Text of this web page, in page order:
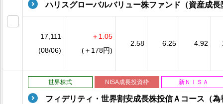
ハリスグローバルバリュー株ファンド（資産成長
17,111
(08/06)
＋1.05
(＋178円)
2.58 6.25 4.92
世界株式 NISA成長投資枠 新ＮＩＳＡ
フィデリティ・世界割安成長株投信Ａコース（